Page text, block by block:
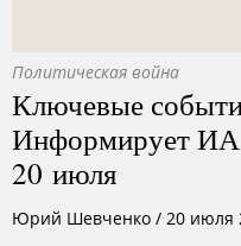
Политическая война
Ключевые
Информирует
20 июля
Юрий Шевченко / 20 июля